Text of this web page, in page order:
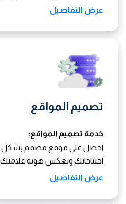
عرض التفاصيل
تصميم المواقع
خدمة تصميم المواقع:
احصل على موقع مصمم بشكل
احتياجاتك ويعكس هوية علامتك
عرض التفاصيل